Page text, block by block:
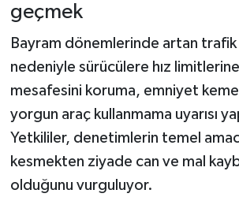
geçmek
Bayram dönemlerinde artan
nedeniyle sürücülere hız
mesafesini koruma, emniyet
yorgun araç kullanmama uyarısı
Yetkililer, denetimlerin temel
kesmekten ziyade can ve mal
olduğunu vurguluyor.